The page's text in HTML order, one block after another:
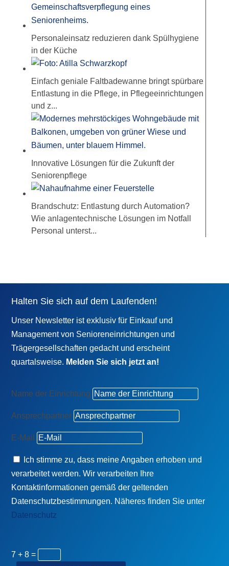
Personaleinsatz reduzieren dank Spülhygiene
in der Küche
Einfach geniale Faltbadewanne bringt spürbare
Entlastung in die Pflege, in Pflegeeinrichtungen
und z...
Innovative Lösungen für die Zukunft der
Seniorenpflege
Brandschutz: Entlastung durch Automation?
Wie anlagentechnische Lösungen im Notfall
Personal unterst...
Halten Sie sich auf dem Laufenden!
Unser Newsletter ist exklusiv für Einkauf und
Management von Senioreneinrichtungen und
Trägergesellschaften gedacht und erscheint
quartalsweise. Melden Sie sich jetzt an!
Name der Einrichtung
Ansprechpartner
E-Mail
Ich stimme zu, dass meine Angaben erhoben und
verarbeitet werden. Wir verarbeiten Ihre
Kontaktinformationen gemäß der geltenden
Datenschutzbestimmungen. Näheres finden Sie unter
Datenschutz
7 + 8 =